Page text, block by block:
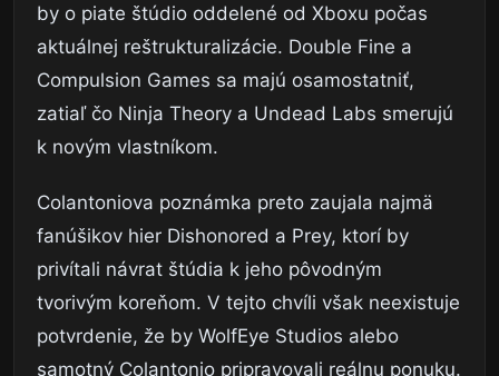
by o piate štúdio oddelené od Xboxu počas
aktuálnej reštrukturalizácie. Double Fine a
Compulsion Games sa majú osamostatniť,
zatiaľ čo Ninja Theory a Undead Labs smerujú
k novým vlastníkom.
Colantoniova poznámka preto zaujala najmä
fanúšikov hier Dishonored a Prey, ktorí by
privítali návrat štúdia k jeho pôvodným
tvorivým koreňom. V tejto chvíli však neexistuje
potvrdenie, že by WolfEye Studios alebo
samotný Colantonio pripravovali reálnu ponuku.